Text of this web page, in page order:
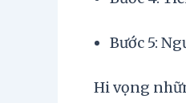
Bước 5:
Hi vọng